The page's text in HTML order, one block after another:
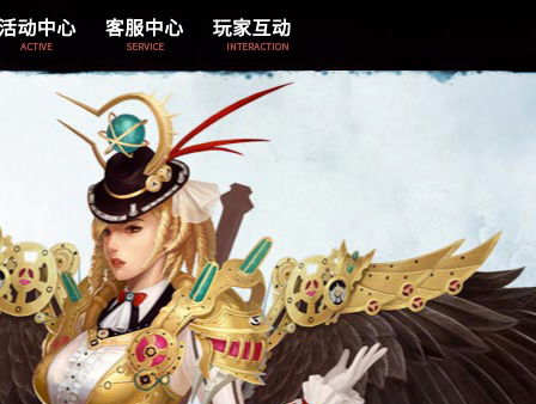
线上活动
客服通道
修改邮箱
密码找回
修改个人信息
官方论坛